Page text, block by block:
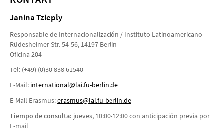
Janina Tzieply
Responsable de Internacionalización / Instituto Latinoamericano
Rüdesheimer Str. 54-56, 14197 Berlin
Oficina 204
Tel: (+49) (0)30 838 61540
E-Mail: international@lai.fu-berlin.de
E-Mail Erasmus:erasmus@lai.fu-berlin.de
Tiempo de consulta: jueves, 10:00-12:00 con anticipación previa por
E-mail